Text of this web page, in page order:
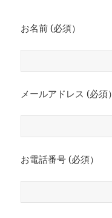
お名前 (必須）
メールアドレス (必須）
お電話番号 (必須）